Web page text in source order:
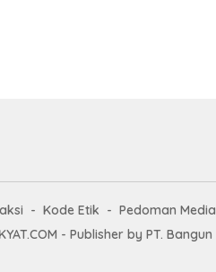
Kode Etik Pedoman
- Publisher by PT.